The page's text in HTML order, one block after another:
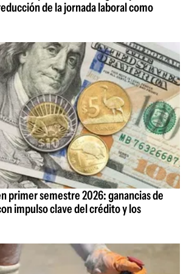
de la jornada laboral como
primer semestre 2026: ganancias de
impulso clave del crédito y los